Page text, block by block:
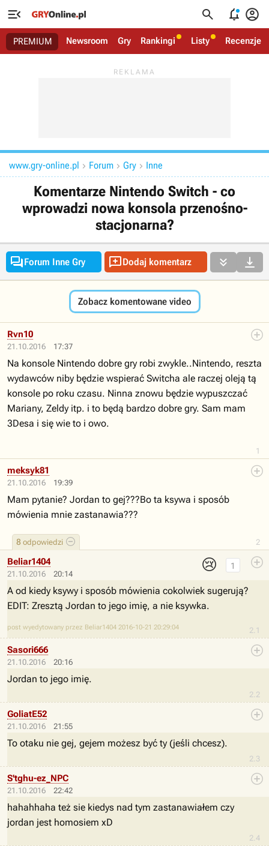
   
PREMIUM Newsroom Gry Rankingi Listy Recenzje
www.gry-online.pl  Forum  Gry  Inne
Komentarze Nintendo Switch - co
wprowadzi nowa konsola przenośno-
stacjonarna?
Forum Inne Gry Dodaj komentarz  
Zobacz komentowane video
21.10.2016 17:37
1
Rvn10
Na konsole Nintendo dobre gry robi zwykle..Nintendo, reszta
wydawców niby będzie wspierać Switcha ale raczej oleją tą
konsole po roku czasu. Ninna znowu będzie wypuszczać
Mariany, Zeldy itp. i to będą bardzo dobre gry. Sam mam
3Desa i się wie to i owo.
21.10.2016 19:39
2
8 odpowiedzi
meksyk81
Mam pytanie? Jordan to gej???Bo ta ksywa i sposób
mówienia mnie zastanawia???
21.10.2016 20:14
😢
2.1
1
Beliar1404
A od kiedy ksywy i sposób mówienia cokolwiek sugerują?
EDIT: Zresztą Jordan to jego imię, a nie ksywka.
post wyedytowany przez Beliar1404 2016-10-21 20:29:04
21.10.2016 20:16
2.2
Sasori666
Jordan to jego imię.
21.10.2016 21:55
2.3
GoliatE52
To otaku nie gej, gejem możesz być ty (jeśli chcesz).
21.10.2016 22:42
2.4
S'tghu-ez_NPC
hahahhaha też sie kiedys nad tym zastanawiałem czy
jordan jest homosiem xD